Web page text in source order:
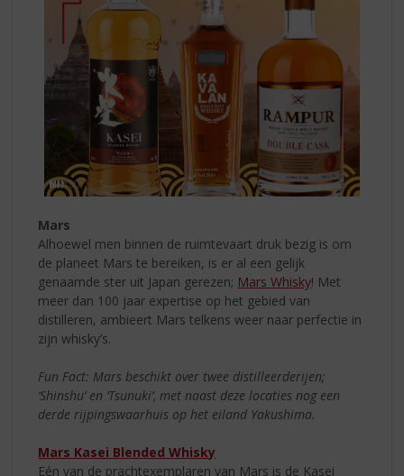
Mars
Alhoewel men binnen de ruimtevaart druk bezig is om
de planeet Mars te bereiken, is er al een gelijk
genaamde ster uit Japan gerezen; Mars Whisky! Met
meer dan 100 jaar expertise op het gebied van
distilleren, ambieert Mars telkens weer naar perfectie in
zijn whisky’s.
Fun Fact: Mars beschikt over twee distilleerderijen;
‘Shinshu’ en ‘Tsunuki’, met naast deze locaties nog een
derde rijpingswaarhuis op het eiland Yakushima.
Mars Kasei Blended Whisky
Eén van de prachtexemplaren van Mars is de Kasei